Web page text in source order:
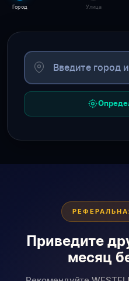
Город Улица
Приведите
месяц